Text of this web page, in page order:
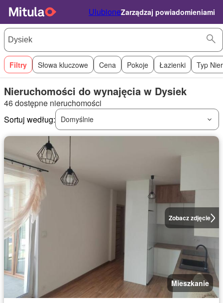
UlubioneZarządzaj powiadomieniami
Filtry Słowa kluczowe Cena Pokoje Łazienki Typ
Nieruchomości do wynajęcia w Dysiek
46 dostępne nieruchomości
Sortuj według:
Domyślnie
Zobacz zdjęcie
Mieszkanie